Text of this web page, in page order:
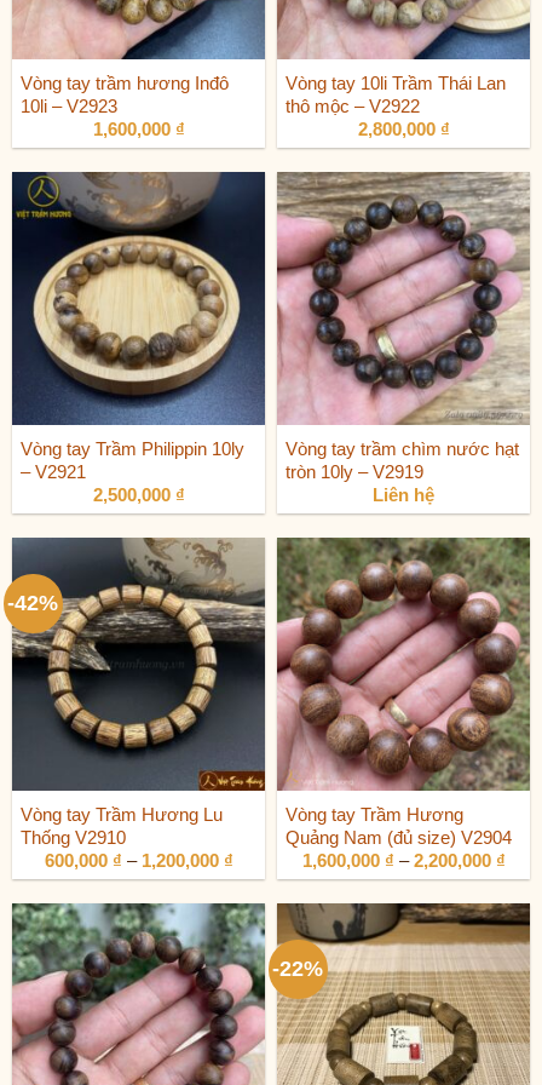
Vòng tay trầm hương Inđô
10li – V2923
1,600,000 ₫
Vòng tay 10li Trầm Thái Lan
thô mộc – V2922
2,800,000 ₫
Vòng tay Trầm Philippin 10ly
– V2921
2,500,000 ₫
Vòng tay trầm chìm nước hạt
tròn 10ly – V2919
Liên hệ
-42%
Vòng tay Trầm Hương Lu
Thống V2910
600,000 ₫ – 1,200,000 ₫Khoảng
giá:
600,000 ₫
đến
1,200,000 ₫
Vòng tay Trầm Hương
Quảng Nam (đủ size) V2904
1,600,000 ₫ – 2,200,000 ₫
giá:
đến
-22%